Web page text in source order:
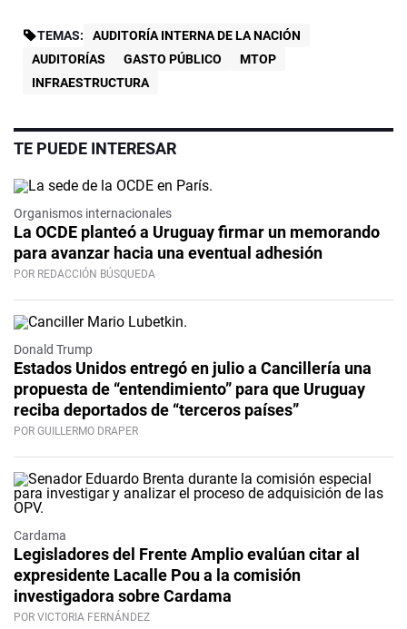
TEMAS:
AUDITORÍA INTERNA DE LA NACIÓN
AUDITORÍAS
GASTO PÚBLICO
MTOP
INFRAESTRUCTURA
TE PUEDE INTERESAR
Organismos internacionales
La OCDE planteó a Uruguay firmar un memorando
para avanzar hacia una eventual adhesión
POR REDACCIÓN BÚSQUEDA
Donald Trump
Estados Unidos entregó en julio a Cancillería una
propuesta de “entendimiento” para que Uruguay
reciba deportados de “terceros países”
POR GUILLERMO DRAPER
Cardama
Legisladores del Frente Amplio evalúan citar al
expresidente Lacalle Pou a la comisión
investigadora sobre Cardama
POR VICTORIA FERNÁNDEZ